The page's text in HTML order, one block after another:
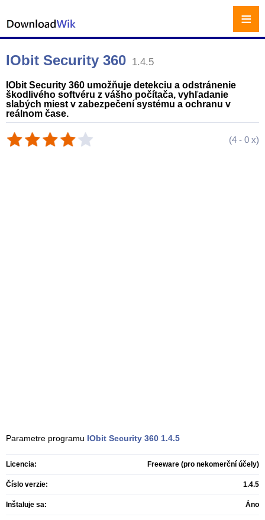
IObit Security 360 1.4.5
IObit Security 360 umožňuje detekciu a odstránenie
škodlivého softvéru z vášho počítača, vyhľadanie
slabých miest v zabezpečení systému a ochranu v
reálnom čase.
(4 - 0 x)
Parametre programu IObit Security 360 1.4.5
Licencia: Freeware (pro nekomerční účely)
Číslo verzie: 1.4.5
Inštaluje sa: Áno
≡